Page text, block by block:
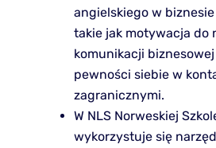
angielskiego w
takie jak motywacja do
komunikacji
pewności siebie w
zagranicznymi.
W NLS Norweskiej
wykorzystuje się